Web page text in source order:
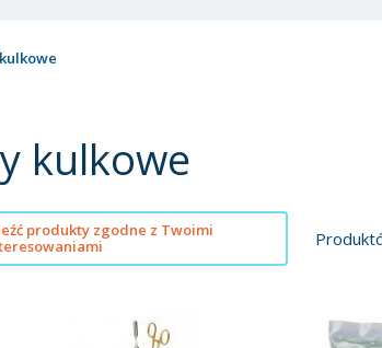
kulkowe
produkty zgodne z Twoimi